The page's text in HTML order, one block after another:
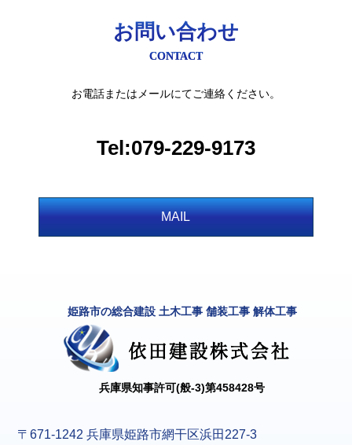
お問い合わせ
CONTACT
お電話またはメールにてご連絡ください。
Tel:079-229-9173
MAIL
姫路市の総合建設 土木工事 舗装工事 解体工事
兵庫県知事許可(般-3)第458428号
〒671-1242 兵庫県姫路市網干区浜田227-3